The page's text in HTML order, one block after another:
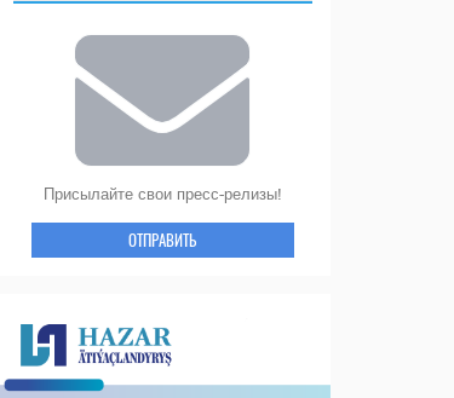
Присылайте свои пресс-релизы!
ОТПРАВИТЬ